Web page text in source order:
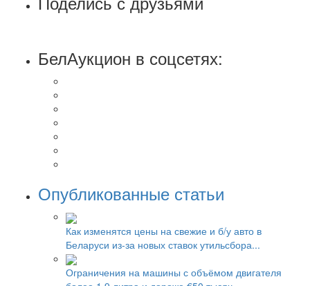
БелАукцион в соцсетях:
Опубликованные статьи
Как изменятся цены на свежие и б/у авто в
Беларуси из-за новых ставок утильсбора...
Ограничения на машины с объёмом двигателя